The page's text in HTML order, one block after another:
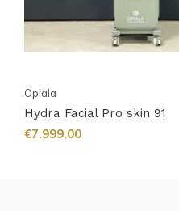
Opiala
Hydra Facial Pro skin 91
€7.999,00